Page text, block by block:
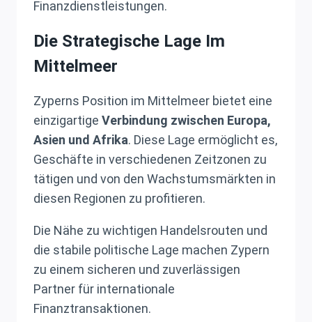
Finanzdienstleistungen.
Die Strategische Lage Im
Mittelmeer
Zyperns Position im Mittelmeer bietet eine
einzigartige Verbindung zwischen Europa,
Asien und Afrika. Diese Lage ermöglicht es,
Geschäfte in verschiedenen Zeitzonen zu
tätigen und von den Wachstumsmärkten in
diesen Regionen zu profitieren.
Die Nähe zu wichtigen Handelsrouten und
die stabile politische Lage machen Zypern
zu einem sicheren und zuverlässigen
Partner für internationale
Finanztransaktionen.